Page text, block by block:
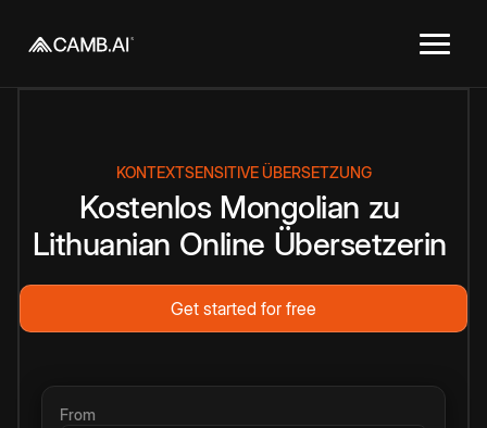
KONTEXTSENSITIVE ÜBERSETZUNG
Kostenlos Mongolian zu
Lithuanian Online Übersetzerin
Get started for free
From